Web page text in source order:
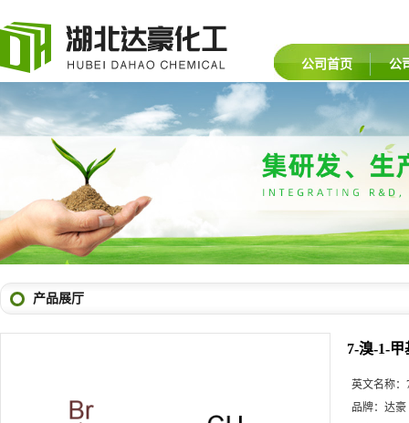
公司首页 公
产品展厅
7-溴-1-
英文名称：
品牌： 达豪